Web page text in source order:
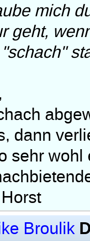
mich
geht,
dann
sehr
Broulik